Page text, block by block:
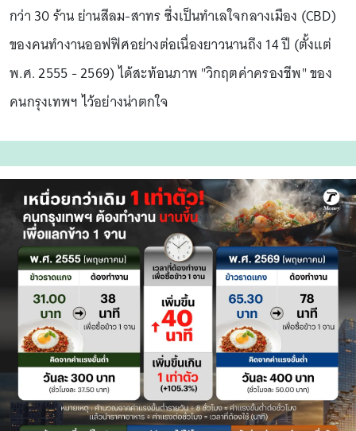
กว่า 30 ร้าน ย่านสีลม-สาทร ซึ่งเป็นทำเลใจกลางเมือง (CBD)
ของคนทำงานออฟฟิศอย่างต่อเนื่องยาวนานถึง 14 ปี (ตั้งแต่
พ.ศ. 2555 - 2569) ได้สะท้อนภาพ "วิกฤตค่าครองชีพ" ของ
คนกรุงเทพฯ ไว้อย่างน่าตกใจ